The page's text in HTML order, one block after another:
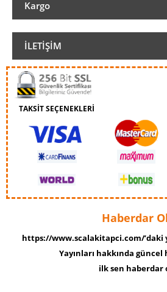
Kargo
İLETIŞIM
TAKSİT SEÇENEKLERİ
Haberdar
https://www.scalakitapci.com/’daki
Yayınları hakkında
ilk sen haberdar